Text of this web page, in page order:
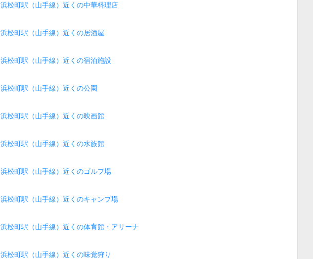
浜松町駅（山手線）近くの中華料理店
浜松町駅（山手線）近くの居酒屋
浜松町駅（山手線）近くの宿泊施設
浜松町駅（山手線）近くの公園
浜松町駅（山手線）近くの映画館
浜松町駅（山手線）近くの水族館
浜松町駅（山手線）近くのゴルフ場
浜松町駅（山手線）近くのキャンプ場
浜松町駅（山手線）近くの体育館・アリーナ
浜松町駅（山手線）近くの味覚狩り